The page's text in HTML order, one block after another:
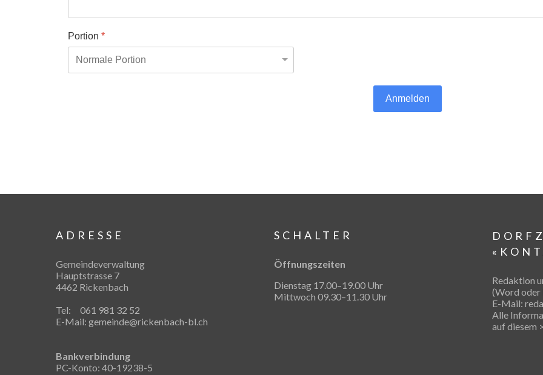
Portion *
Anmelden
ADRESSE
Gemeindeverwaltung
Hauptstrasse 7
4462 Rickenbach
Tel: 061 981 32 52
E-Mail: gemeinde@rickenbach-bl.ch
Bankverbindung
PC-Konto: 40-19238-5
SCHALTER
Öffnungszeiten
Dienstag 17.00–19.00 Uhr
Mittwoch 09.30–11.30 Uhr
Redaktion
(Word oder
E-Mail:
Alle
auf diesem